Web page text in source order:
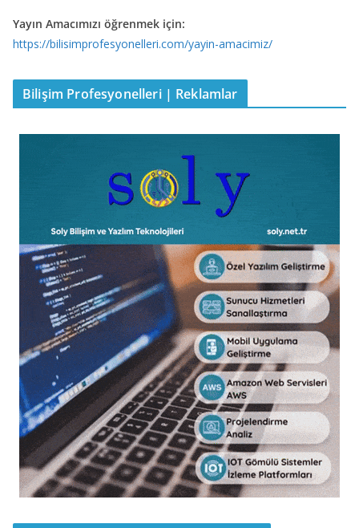
Yayın Amacımızı öğrenmek için:
https://bilisimprofesyonelleri.com/yayin-amacimiz/
Bilişim Profesyonelleri | Reklamlar